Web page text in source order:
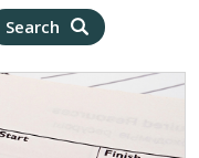
Search